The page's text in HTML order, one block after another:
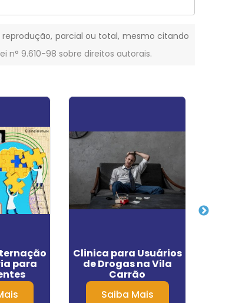
reprodução, parcial ou total, mesmo citando
n° 9.610-98 sobre direitos autorais.
para
Nova
Clinica para Usuários
de Drogas na Vila
Carrão
Saiba Mais